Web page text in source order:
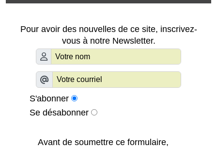
Pour avoir des nouvelles de ce site, inscrivez-
vous à notre Newsletter.
S'abonner
Se désabonner
Avant de soumettre ce formulaire,